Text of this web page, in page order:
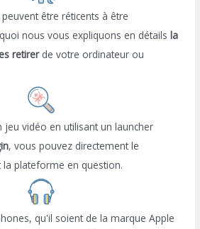
peuvent être réticents à être
nous vous expliquons en détailsla
retirerde votre ordinateur ou
jeu vidéo en utilisant un launcher
, vous pouvez directement le
la plateforme en question.
qu'il soient de la marque Apple